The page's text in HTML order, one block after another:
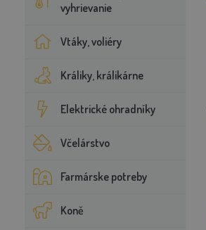
vyhrievanie
Vtáky, voliéry
Králiky, králikárne
Elektrické ohradníky
Včelárstvo
Farmárske potreby
Koně